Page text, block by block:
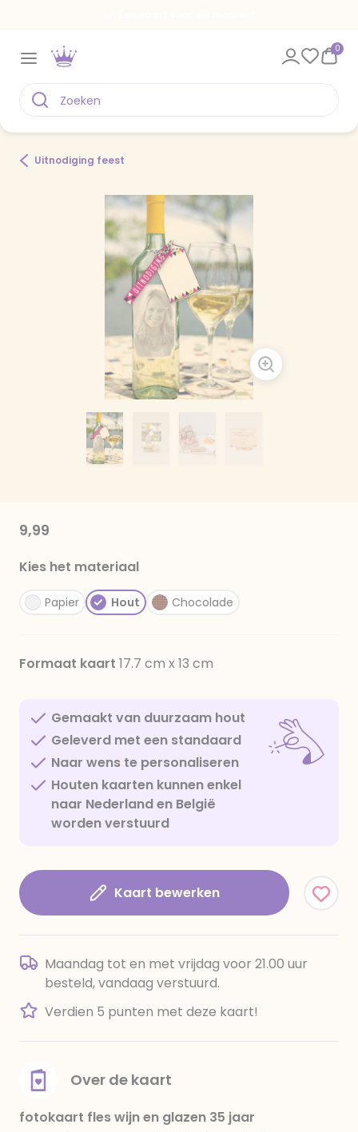
0
Uitnodiging feest
9,99
Kies het materiaal
Papier Hout Chocolade
Formaat kaart 17.7 cm x 13 cm
Gemaakt van duurzaam hout
Geleverd met een standaard
Naar wens te personaliseren
Houten kaarten kunnen enkel
naar Nederland en België
worden verstuurd
Kaart bewerken
Maandag tot en met vrijdag voor 21.00 uur
besteld, vandaag verstuurd.
Verdien 5 punten met deze kaart!
Over de kaart
fotokaart fles wijn en glazen 35 jaar